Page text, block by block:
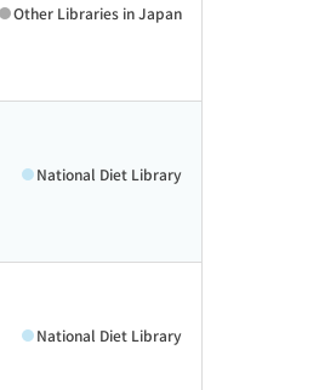
Other Libraries in Japan
National Diet Library
National Diet Library